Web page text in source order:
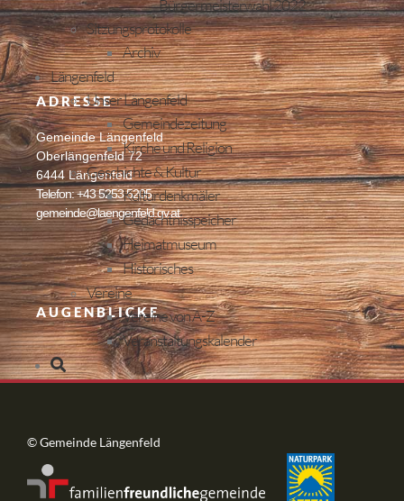
Bürgermeisterwahl 2022
Sitzungsprotokolle
Archiv
Längenfeld
Unser Längenfeld
Gemeindezeitung
Kirche und Religion
Geschichte & Kultur
Kulturdenkmäler
Gedächtnisspeicher
Heimatmuseum
Historisches
Vereine
Vereine von A-Z
Veranstaltungskalender
ADRESSE
Gemeinde Längenfeld
Oberlängenfeld 72
6444 Längenfeld
Telefon: +43 5253 5205
gemeinde@laengenfeld.gv.at
AUGENBLICKE
© Gemeinde Längenfeld